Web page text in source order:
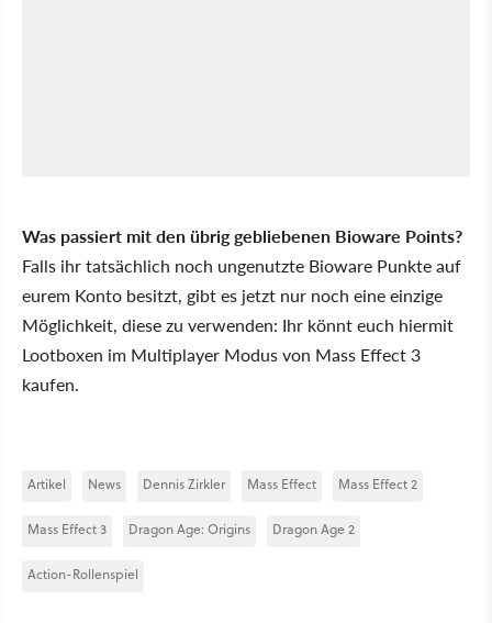
Was passiert mit den übrig gebliebenen Bioware Points?
Falls ihr tatsächlich noch ungenutzte Bioware Punkte auf
eurem Konto besitzt, gibt es jetzt nur noch eine einzige
Möglichkeit, diese zu verwenden: Ihr könnt euch hiermit
Lootboxen im Multiplayer Modus von Mass Effect 3
kaufen.
Artikel News Dennis Zirkler Mass Effect Mass Effect 2
Mass Effect 3 Dragon Age: Origins Dragon Age 2
Action-Rollenspiel